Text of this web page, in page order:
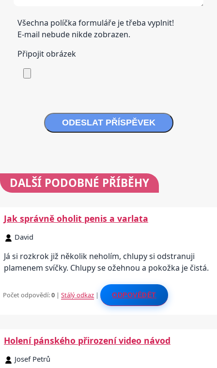
Všechna políčka formuláře je třeba vyplnit!
E-mail nebude nikde zobrazen.
Připojit obrázek
ODESLAT PŘÍSPĚVEK
DALŠÍ PODOBNÉ PŘÍBĚHY
Jak správně oholit penis a varlata
David
Já si rozkrok již několik neholím, chlupy si odstranuji
plamenem svíčky. Chlupy se ožehnou a pokožka je čistá.
Počet odpovědí:0 |Stálý odkaz | ODPOVĚDĚT
Holení pánského přirození video návod
Josef Petrů